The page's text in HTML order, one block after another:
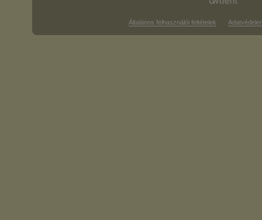
Általános felhasználói feltételek